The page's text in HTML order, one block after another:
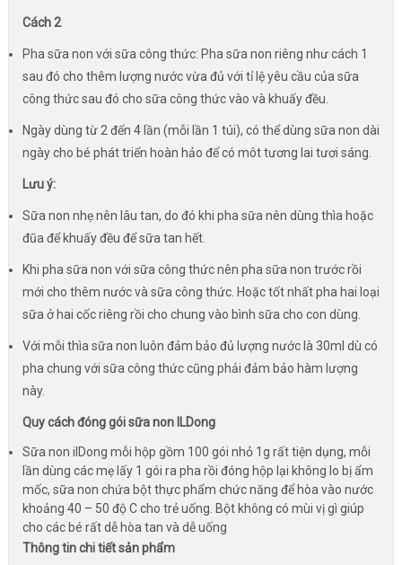
Cách 2
Pha sữa non với sữa công thức: Pha sữa non riêng như cách 1
sau đó cho thêm lượng nước vừa đủ với tỉ lệ yêu cầu của sữa
công thức sau đó cho sữa công thức vào và khuấy đều.
Ngày dùng từ 2 đến 4 lần (mỗi lần 1 túi), có thể dùng sữa non dài
ngày cho bé phát triển hoàn hảo để có môt tương lai tươi sáng.
Lưu ý:
Sữa non nhẹ nên lâu tan, do đó khi pha sữa nên dùng thìa hoặc
đũa để khuấy đều để sữa tan hết.
Khi pha sữa non với sữa công thức nên pha sữa non trước rồi
mới cho thêm nước và sữa công thức. Hoặc tốt nhất pha hai loại
sữa ở hai cốc riêng rồi cho chung vào bình sữa cho con dùng.
Với mỗi thìa sữa non luôn đảm bảo đủ lượng nước là 30ml dù có
pha chung với sữa công thức cũng phải đảm bảo hàm lượng
này.
Quy cách đóng gói sữa non ILDong
Sữa non ilDong mỗi hộp gồm 100 gói nhỏ 1g rất tiện dụng, mỗi
lần dùng các mẹ lấy 1 gói ra pha rồi đóng hộp lại không lo bị ẩm
mốc, sữa non chứa bột thực phẩm chức năng để hòa vào nước
khoảng 40 – 50 độ C cho trẻ uống. Bột không có mùi vị gì giúp
cho các bé rất dễ hòa tan và dễ uống
Thông tin chi tiết sản phẩm